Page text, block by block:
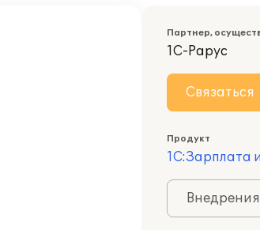
Партнер,
1С-Рарус
Связаться
Продукт
1С:Зарплата